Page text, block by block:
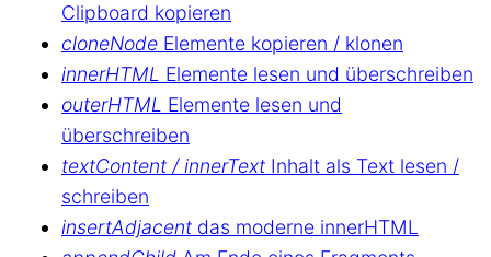
Clipboard kopieren
cloneNode Elemente kopieren / klonen
innerHTML Elemente lesen und überschreiben
outerHTML Elemente lesen und
überschreiben
textContent / innerText Inhalt als Text lesen /
schreiben
insertAdjacent das moderne innerHTML